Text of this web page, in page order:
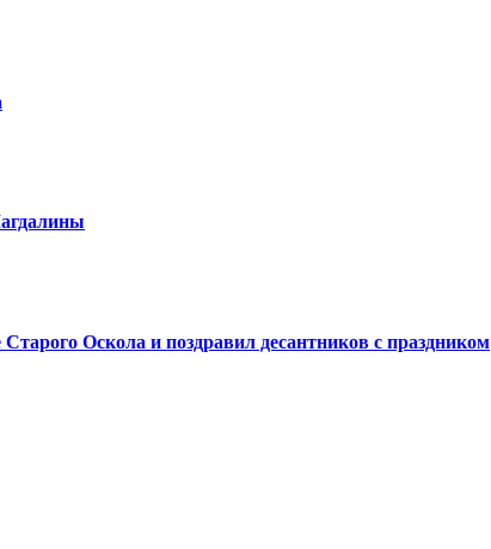
Оскола и поздравил десантников с праздником